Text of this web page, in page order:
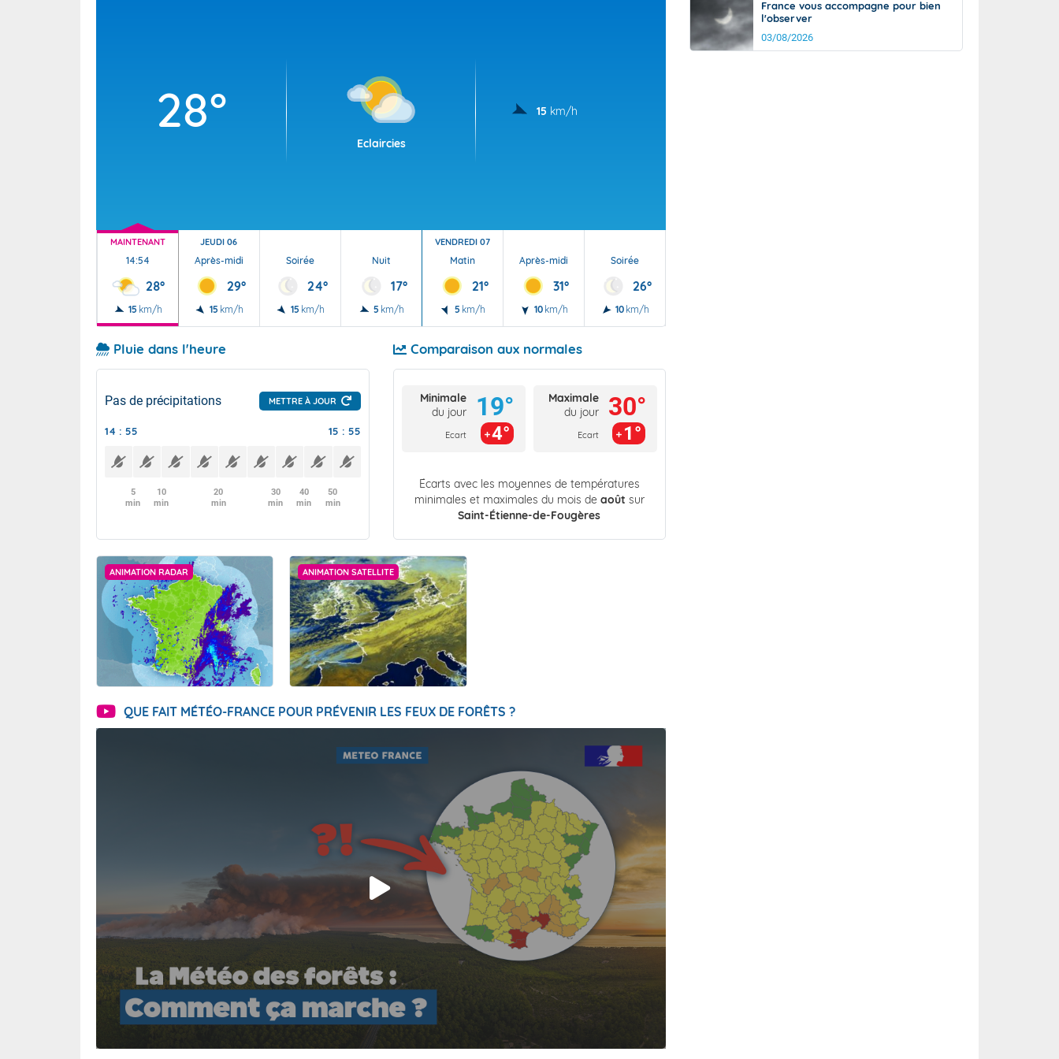
28°
Eclaircies
15 km/h
MAINTENANT
14:54
28°
15 km/h
JEUDI 06
Après-midi
29°
15 km/h
Soirée
24°
15 km/h
Nuit
17°
5 km/h
VENDREDI 07
Matin
21°
5 km/h
Après-midi
31°
10 km/h
Soirée
26°
10 km/h
Pluie dans l'heure
Pas de précipitations METTRE À JOUR
14 : 55 15 : 55
5
min
10
min
20
min
30
min
40
min
50
min
Comparaison aux normales
Minimale
du jour
Ecart
19°
4°
Maximale
du jour
Ecart
30°
1°
Écarts avec les moyennes de températures
minimales et maximales du mois de août sur
Saint-Étienne-de-Fougères
ANIMATION RADAR ANIMATION SATELLITE
QUE FAIT MÉTÉO-FRANCE POUR PRÉVENIR LES FEUX DE FORÊTS ?
France vous accompagne pour bien
l'observer
03/08/2026